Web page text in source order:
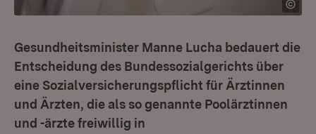
Gesundheitsminister Manne Lucha bedauert die
Entscheidung des Bundessozialgerichts über
eine Sozialversicherungspflicht für Ärztinnen
und Ärzten, die als so genannte Poolärztinnen
und -ärzte freiwillig in